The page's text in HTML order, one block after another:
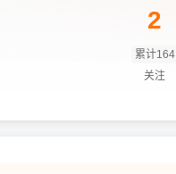
2
累计164
关注